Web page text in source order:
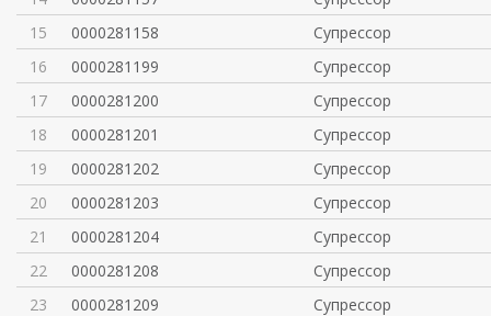
15
0000281158
Супрессор
16
0000281199
Супрессор
17
0000281200
Супрессор
18
0000281201
Супрессор
19
0000281202
Супрессор
20
0000281203
Супрессор
21
0000281204
Супрессор
22
0000281208
Супрессор
23
0000281209
Супрессор